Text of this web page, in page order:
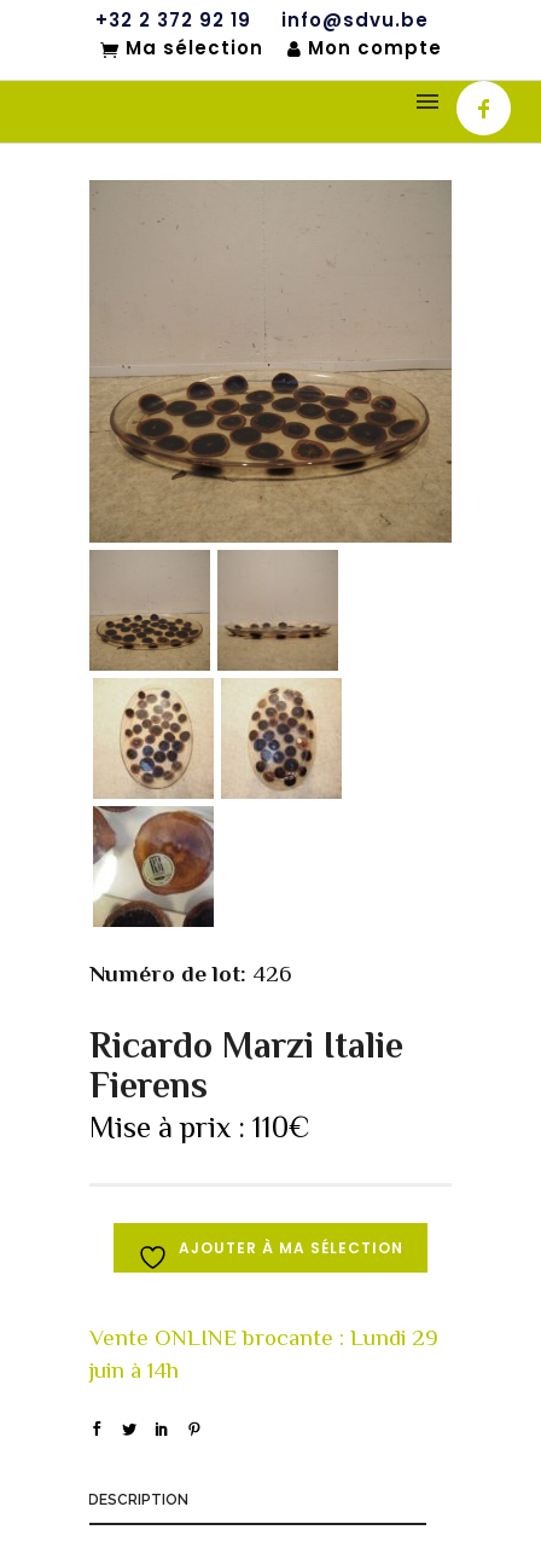
+32 2 372 92 19
info@sdvu.be
Ma sélection
Mon compte
Numéro de lot: 426
Ricardo Marzi Italie
Fierens
Mise à prix :110€
AJOUTER À MA SÉLECTION
DESCRIPTION